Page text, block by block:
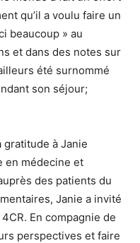
qu’il a voulu faire un
beaucoup » au
et dans des notes sur
été surnommé
son séjour;
gratitude à Janie
en médecine et
des patients du
Janie a invité
En compagnie de
perspectives et faire